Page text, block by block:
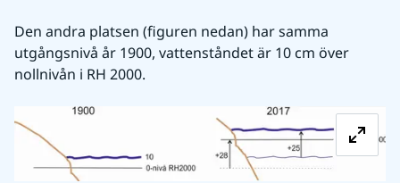
Den andra platsen (figuren nedan) har samma
utgångsnivå år 1900, vattenståndet är 10 cm över
nollnivån i RH 2000.